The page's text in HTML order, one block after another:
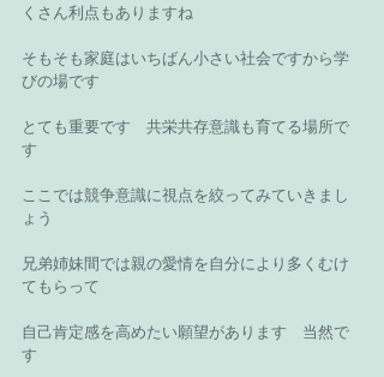
くさん利点もありますね
そもそも家庭はいちばん小さい社会ですから学
びの場です
とても重要です　共栄共存意識も育てる場所で
す
ここでは競争意識に視点を絞ってみていきまし
ょう
兄弟姉妹間では親の愛情を自分により多くむけ
てもらって
自己肯定感を高めたい願望があります　当然で
す